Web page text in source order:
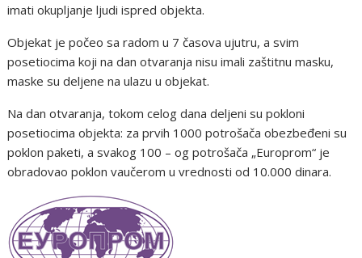
imati okupljanje ljudi ispred objekta.
Objekat je počeo sa radom u 7 časova ujutru, a svim
posetiocima koji na dan otvaranja nisu imali zaštitnu masku,
maske su deljene na ulazu u objekat.
Na dan otvaranja, tokom celog dana deljeni su pokloni
posetiocima objekta: za prvih 1000 potrošača obezbeđeni su
poklon paketi, a svakog 100 – og potrošača „Europrom“ je
obradovao poklon vaučerom u vrednosti od 10.000 dinara.